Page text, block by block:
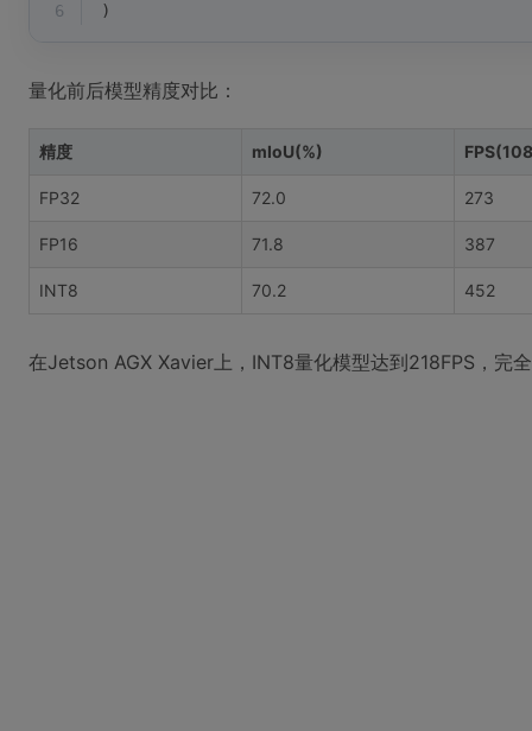
6
)
量化前后模型精度对比：
精度 mIoU(%)
FP32 72.0 273
FP16 71.8 387
INT8 70.2 452
在Jetson AGX Xavier上，INT8量化模型达到218FPS，完